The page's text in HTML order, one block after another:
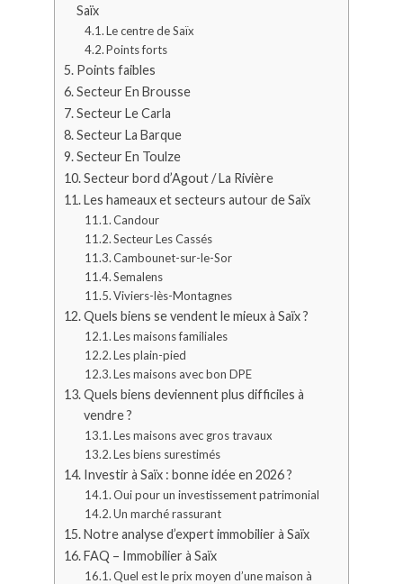
Saïx
Le centre de Saïx
Points forts
Points faibles
Secteur En Brousse
Secteur Le Carla
Secteur La Barque
Secteur En Toulze
Secteur bord d’Agout / La Rivière
Les hameaux et secteurs autour de Saïx
Candour
Secteur Les Cassés
Cambounet-sur-le-Sor
Semalens
Viviers-lès-Montagnes
Quels biens se vendent le mieux à Saïx ?
Les maisons familiales
Les plain-pied
Les maisons avec bon DPE
Quels biens deviennent plus difficiles à
vendre ?
Les maisons avec gros travaux
Les biens surestimés
Investir à Saïx : bonne idée en 2026 ?
Oui pour un investissement patrimonial
Un marché rassurant
Notre analyse d’expert immobilier à Saïx
FAQ – Immobilier à Saïx
Quel est le prix moyen d’une maison à